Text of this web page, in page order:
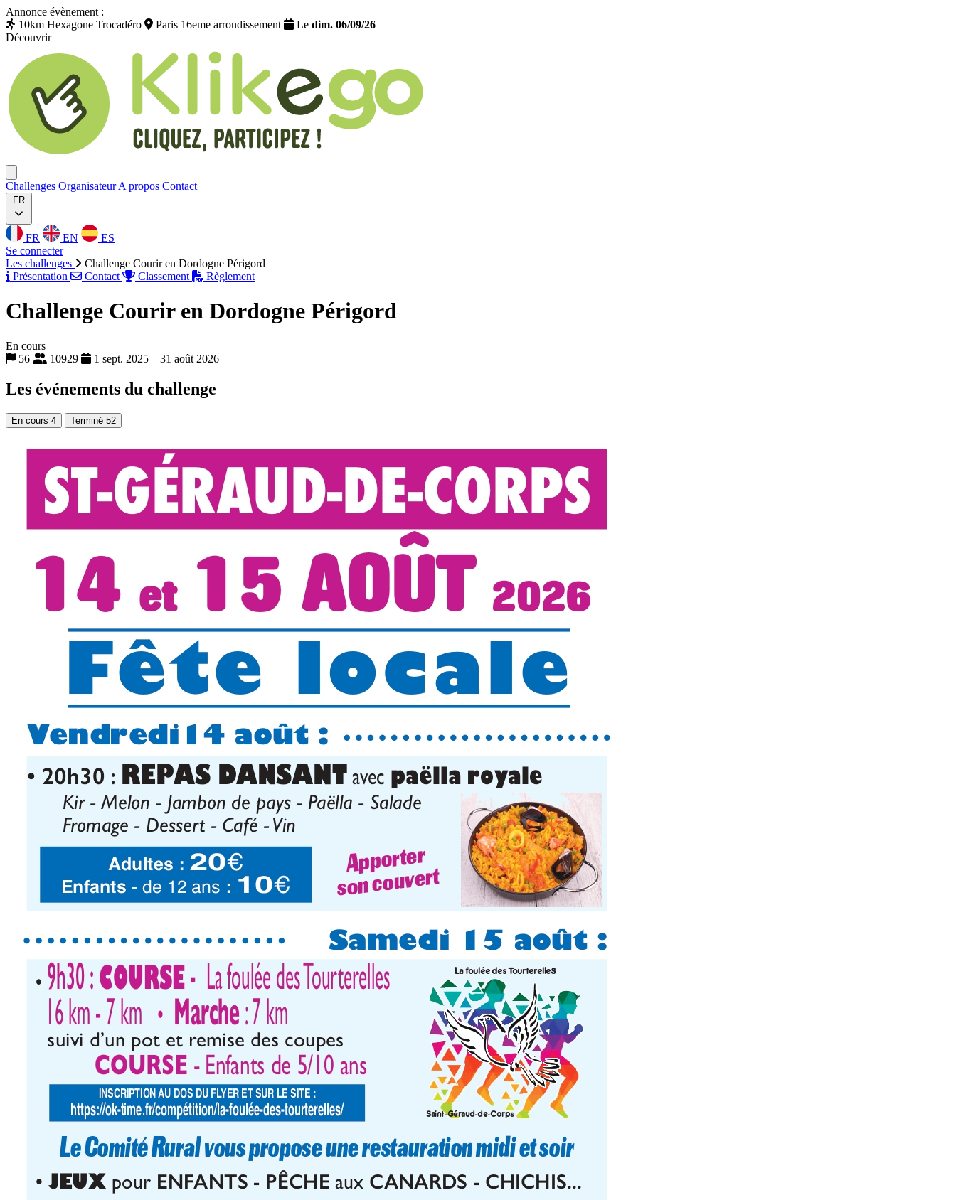
Annonce évènement :
10km Hexagone Trocadéro
Paris 16eme arrondissement Le dim. 06/09/26
Découvrir
Challenges OrganisateurA propos Contact
FR
FR EN
ES
Se connecter
Les challenges
Challenge Courir en Dordogne Périgord
Présentation
Contact Classement Règlement
Challenge Courir en Dordogne Périgord
En cours
56
10929 1 sept. 2025 – 31 août 2026
Les événements du challenge
En cours 4 Terminé 52